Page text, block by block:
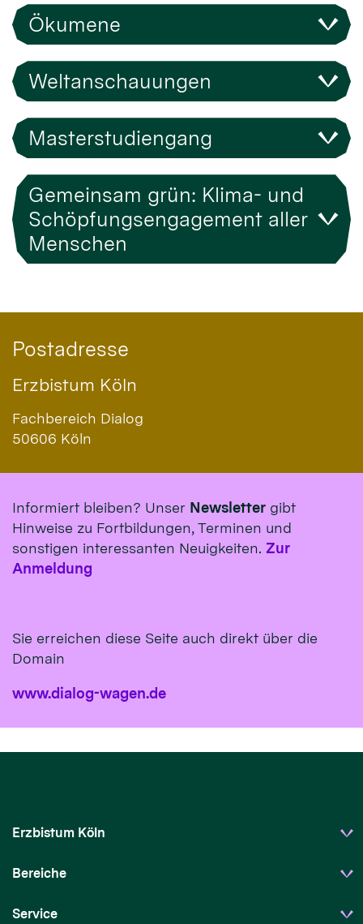
Ökumene
Weltanschauungen
Masterstudiengang
Gemeinsam grün: Klima- und
Schöpfungsengagement aller
Menschen
Postadresse
Erzbistum Köln
Fachbereich Dialog
50606 Köln
Informiert bleiben? Unser Newsletter gibt
Hinweise zu Fortbildungen, Terminen und
sonstigen interessanten Neuigkeiten. Zur
Anmeldung
Sie erreichen diese Seite auch direkt über die
Domain
www.dialog-wagen.de
Erzbistum Köln
Bereiche
Service